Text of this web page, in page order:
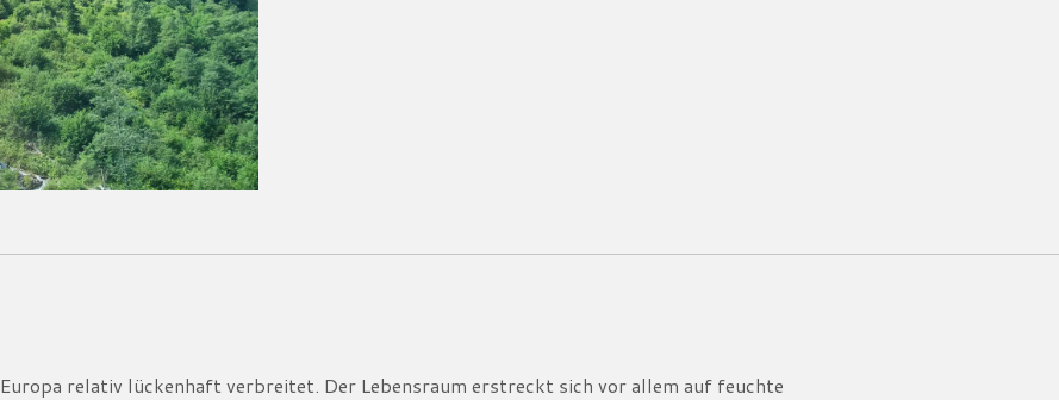
relativ lückenhaft verbreitet. Der Lebensraum erstreckt sich vor allem auf feuchte